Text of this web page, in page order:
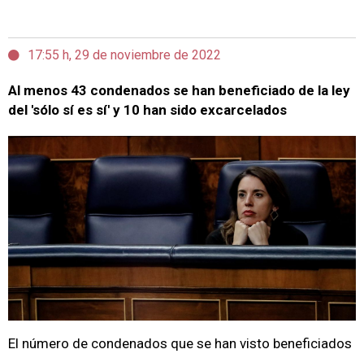
17:55 h, 29 de noviembre de 2022
Al menos 43 condenados se han beneficiado de la ley
del 'sólo sí es sí' y 10 han sido excarcelados
El número de condenados que se han visto beneficiados